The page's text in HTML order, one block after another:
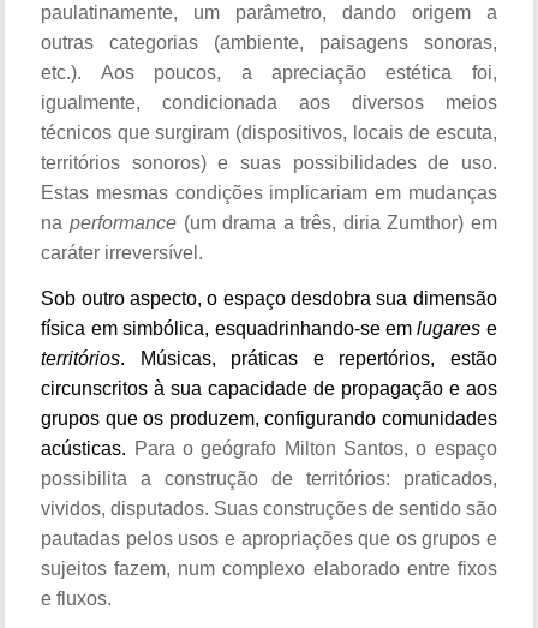
paulatinamente, um parâmetro, dando origem a
outras categorias (ambiente, paisagens sonoras,
etc.). Aos poucos, a apreciação estética foi,
igualmente, condicionada aos diversos meios
técnicos que surgiram (dispositivos, locais de escuta,
territórios sonoros) e suas possibilidades de uso.
Estas mesmas condições implicariam em mudanças
na performance (um drama a três, diria Zumthor) em
caráter irreversível.
Sob outro aspecto, o espaço desdobra sua dimensão
física em simbólica, esquadrinhando-se emlugares e
territórios. Músicas, práticas e repertórios, estão
circunscritos à sua capacidade de propagação e aos
grupos que os produzem, configurando comunidades
acústicas. Para o geógrafo Milton Santos, o espaço
possibilita a construção de territórios: praticados,
vividos, disputados. Suas construções de sentido são
pautadas pelos usos e apropriações que os grupos e
sujeitos fazem, num complexo elaborado entre fixos
e fluxos.